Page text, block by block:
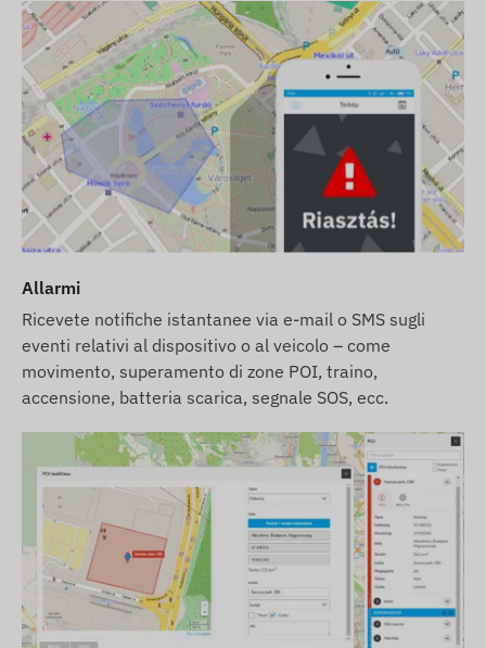
Visualizza descrizione completa
Allarmi
Ricevete notifiche istantanee via e-mail o SMS sugli
eventi relativi al dispositivo o al veicolo – come
movimento, superamento di zone POI, traino,
accensione, batteria scarica, segnale SOS, ecc.